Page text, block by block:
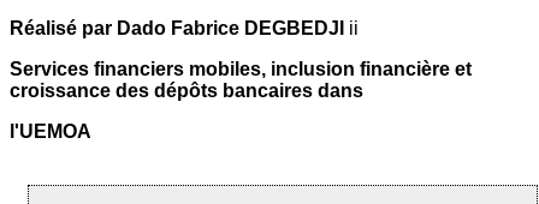
Réalisé par Dado Fabrice DEGBEDJI ii
Services financiers mobiles, inclusion financière et
croissance des dépôts bancaires dans
l'UEMOA